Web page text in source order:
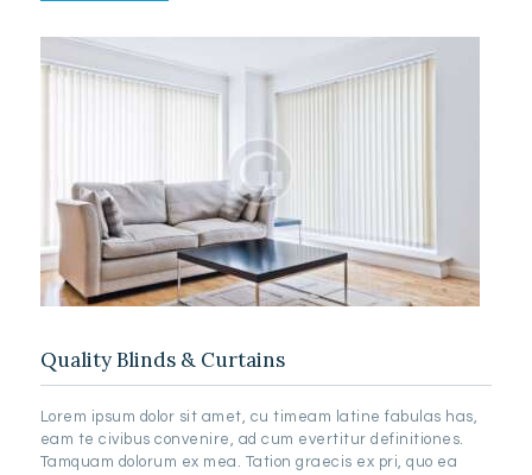
Quality Blinds & Curtains
Lorem ipsum dolor sit amet, cu timeam latine fabulas has,
eam te civibus convenire, ad cum evertitur definitiones.
Tamquam dolorum ex mea. Tation graecis ex pri, quo ea